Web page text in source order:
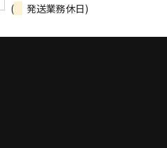
(
発送業務休日)